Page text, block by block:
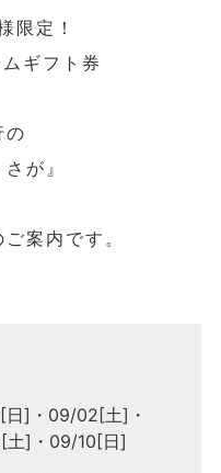
限定！
ギフト券
の
が』
案内です。
日]
09/02[土]
土]
09/10[日]